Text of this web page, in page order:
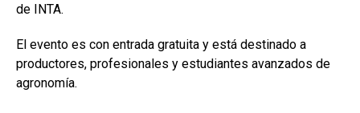
de INTA.
El evento es con entrada gratuita y está destinado a
productores, profesionales y estudiantes avanzados de
agronomía.